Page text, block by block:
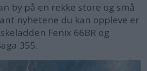
by på en rekke store og små
nyhetene du kan oppleve er
Fenix 66BR og
355.